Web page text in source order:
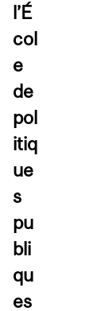
l’É
col
e
de
pol
itiq
ue
s
pu
bli
qu
es